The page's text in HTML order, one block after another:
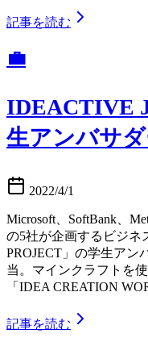
記事を読む
💼
IDEACTIVE
生アンバサ
2022/4/1
Microsoft、SoftBank、
の5社が企画するビジネ
PROJECT」の学生アン
当。マインクラフトを
「IDEA CREATION
記事を読む